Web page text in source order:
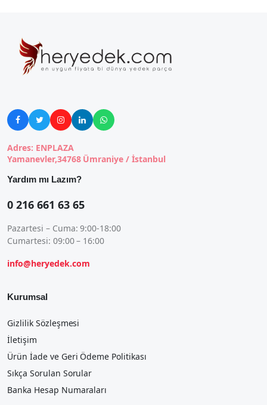
    
Adres: ENPLAZA
Yamanevler,34768 Ümraniye / İstanbul
Yardım mı Lazım?
0 216 661 63 65
Pazartesi – Cuma: 9:00-18:00
Cumartesi: 09:00 – 16:00
info@heryedek.com
Kurumsal
Gizlilik Sözleşmesi
İletişim
Ürün İade ve Geri Ödeme Politikası
Sıkça Sorulan Sorular
Banka Hesap Numaraları